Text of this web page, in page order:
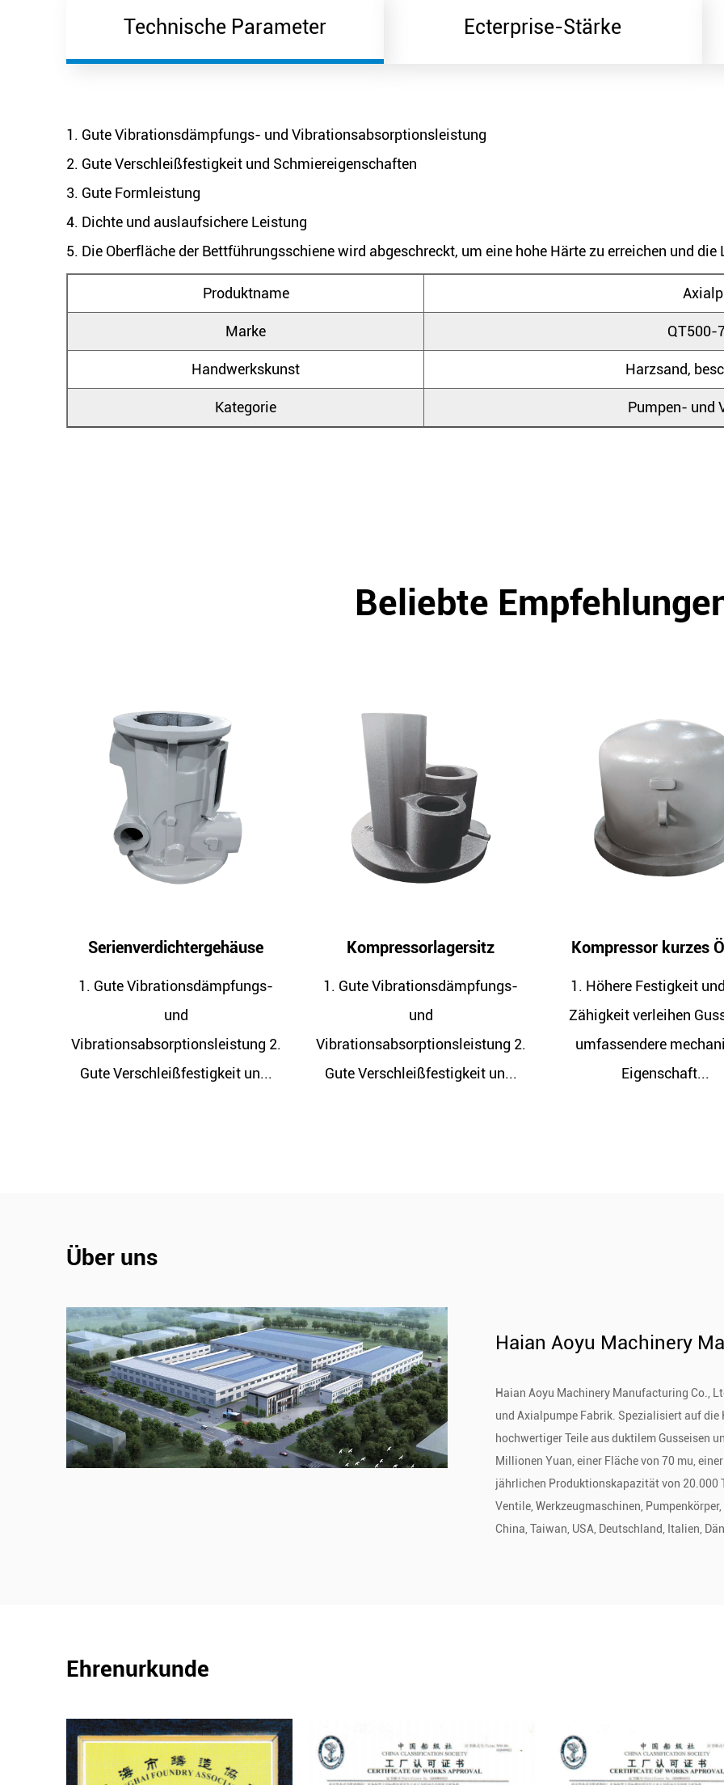
Technische Parameter Ecterprise-Stärke
1. Gute Vibrationsdämpfungs- und Vibrationsabsorptionsleistung
2. Gute Verschleißfestigkeit und Schmiereigenschaften
3. Gute Formleistung
4. Dichte und auslaufsichere Leistung
5. Die Oberfläche der Bettführungsschiene wird abgeschreckt, um eine hohe Härte zu erreichen und die
Produktname
Marke QT500-
Handwerkskunst Harzsand,
Kategorie Pumpen- und
Beliebte
Kompressorlagersitz
1. Gute Vibrationsdämpfungs-
und
Vibrationsabsorptionsleistung 2.
Gute Verschleißfestigkeit un...
Kompressor kurzes Ölfass
1. Höhere Festigkeit und hohe
Zähigkeit verleihen Gussteilen
umfassendere mechanische
Eigenschaft...
1. Höhere Festigkeit
Zähigkeit verleihen
umfassendere
Eigenschaft...
Über uns
Haian Aoyu Machinery
Haian Aoyu Machinery Manufacturing Co.,
und Axialpumpe Fabrik . Spezialisiert auf
hochwertiger Teile aus duktilem Gusseisen
Millionen Yuan, einer Fläche von 70 mu,
jährlichen Produktionskapazität von 20.000
Ventile, Werkzeugmaschinen,
China, Taiwan, USA, Deutschland, Italien,
Ehrenurkunde